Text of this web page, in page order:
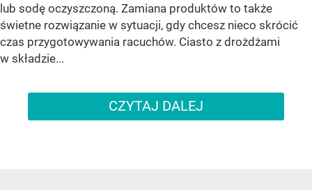
lub sodę oczyszczoną. Zamiana produktów to także
świetne rozwiązanie w sytuacji, gdy chcesz nieco skrócić
czas przygotowywania racuchów. Ciasto z drożdżami
w składzie...
CZYTAJ DALEJ